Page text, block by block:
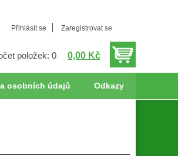
Přihlásit se Zaregistrovat se
položek: 0 0,00 Kč
osobních údajů Odkazy